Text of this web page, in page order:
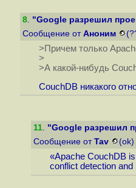
8. "Google разрешил
Сообщение от Аноним
>Причем только
>
>А какой-нибудь
CouchDB никакого
11. "Google разрешил
Сообщение от Tav
«Apache CouchDB
conflict detection and